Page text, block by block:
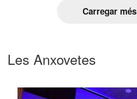
Carregar més
Les Anxovetes